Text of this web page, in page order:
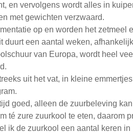
en vervolgens wordt alles in
met gewichten verzwaard.
op en worden het zetmeel
duurt een aantal weken,
van Europa, wordt heel
uit het vat, in kleine
goed, alleen de zuurbeleving
té zure zuurkool te eten, daarom
ik de zuurkool een aantal keren in